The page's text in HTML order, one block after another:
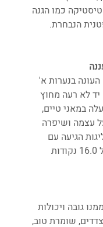
כמו הגנה
הנבחרת.
בנערות א'
יד לא רעה מחוץ
במאני טיים,
עצמה ושיפרה
הגיעה עם
רעננה לחצי גמר הפלייאוף כשהיא על 16.0 נקודות
גובה ויכולות
שומרת טוב,